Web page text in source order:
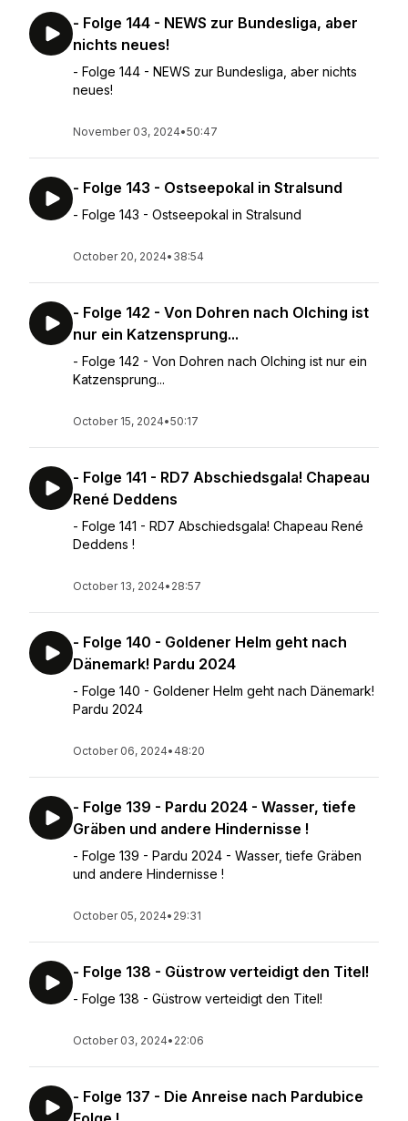
- Folge 144 - NEWS zur Bundesliga, aber
nichts neues!
- Folge 144 - NEWS zur Bundesliga, aber nichts
neues!
November 03, 2024•50:47
- Folge 143 - Ostseepokal in Stralsund
- Folge 143 - Ostseepokal in Stralsund
October 20, 2024• 38:54
- Folge 142 - Von Dohren nach Olching ist
nur ein Katzensprung...
- Folge 142 - Von Dohren nach Olching ist nur ein
Katzensprung...
October 15, 2024•50:17
- Folge 141 - RD7 Abschiedsgala! Chapeau
René Deddens
- Folge 141 - RD7 Abschiedsgala! Chapeau René
Deddens !
October 13, 2024• 28:57
- Folge 140 - Goldener Helm geht nach
Dänemark! Pardu 2024
- Folge 140 - Goldener Helm geht nach Dänemark!
Pardu 2024
October 06, 2024• 48:20
- Folge 139 - Pardu 2024 - Wasser, tiefe
Gräben und andere Hindernisse !
- Folge 139 - Pardu 2024 - Wasser, tiefe Gräben
und andere Hindernisse !
October 05, 2024• 29:31
- Folge 138 - Güstrow verteidigt den Titel!
- Folge 138 - Güstrow verteidigt den Titel!
October 03, 2024• 22:06
- Folge 137 - Die Anreise nach Pardubice